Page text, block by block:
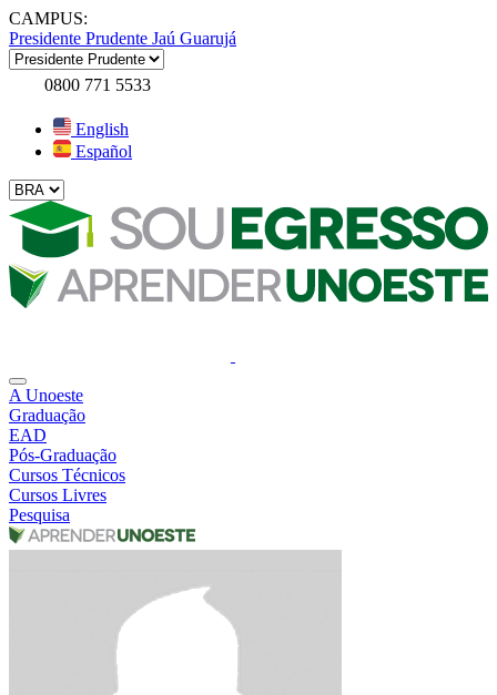
CAMPUS:
Presidente Prudente Jaú Guarujá
0800 771 5533
English
Español
A Unoeste
Graduação
EAD
Pós-Graduação
Cursos Técnicos
Cursos Livres
Pesquisa